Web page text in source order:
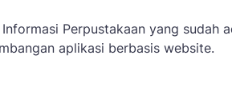
Perpustakaan yang sudah
aplikasi berbasis website.